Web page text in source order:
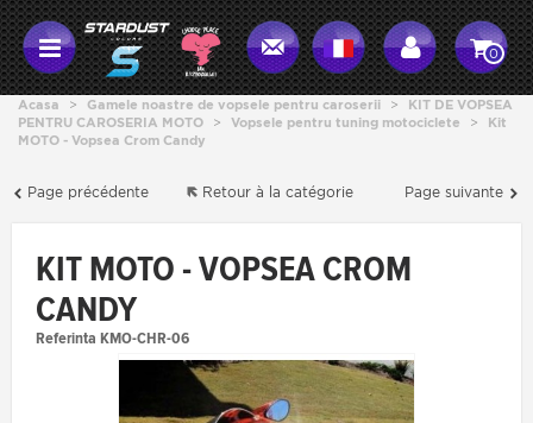
0
Acasa > Gamele noastre de vopsele pentru caroserii >
KIT DE VOPSEA
PENTRU CAROSERIA MOTO
> Vopsele pentru tuning motociclete >
Kit
MOTO - Vopsea Crom Candy
Page précédente Page suivante
Retour à la catégorie
KIT MOTO - VOPSEA CROM
CANDY
Referinta KMO-CHR-06